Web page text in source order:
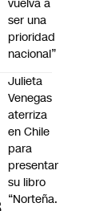
vuelva a
ser una
prioridad
nacional”
Julieta
Venegas
aterriza
en Chile
para
presentar
su libro
“Norteña.